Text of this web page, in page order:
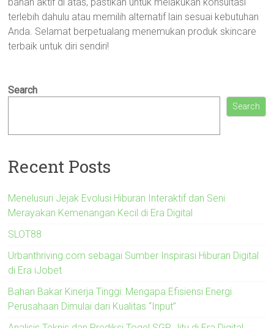
terlebih dahulu atau memilih alternatif lain sesuai kebutuhan
Anda. Selamat berpetualang menemukan produk skincare
terbaik untuk diri sendiri!
Search
Search
Recent Posts
Menelusuri Jejak Evolusi Hiburan Interaktif dan Seni
Merayakan Kemenangan Kecil di Era Digital
SLOT88
Urbanthriving.com sebagai Sumber Inspirasi Hiburan Digital
di Era iJobet
Bahan Bakar Kinerja Tinggi: Mengapa Efisiensi Energi
Perusahaan Dimulai dari Kualitas “Input”